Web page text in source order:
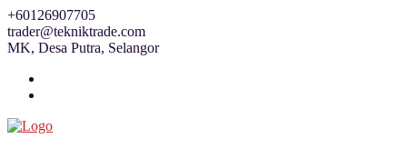
Skip
to
content
+60126907705
trader@tekniktrade.com
MK, Desa Putra, Selangor